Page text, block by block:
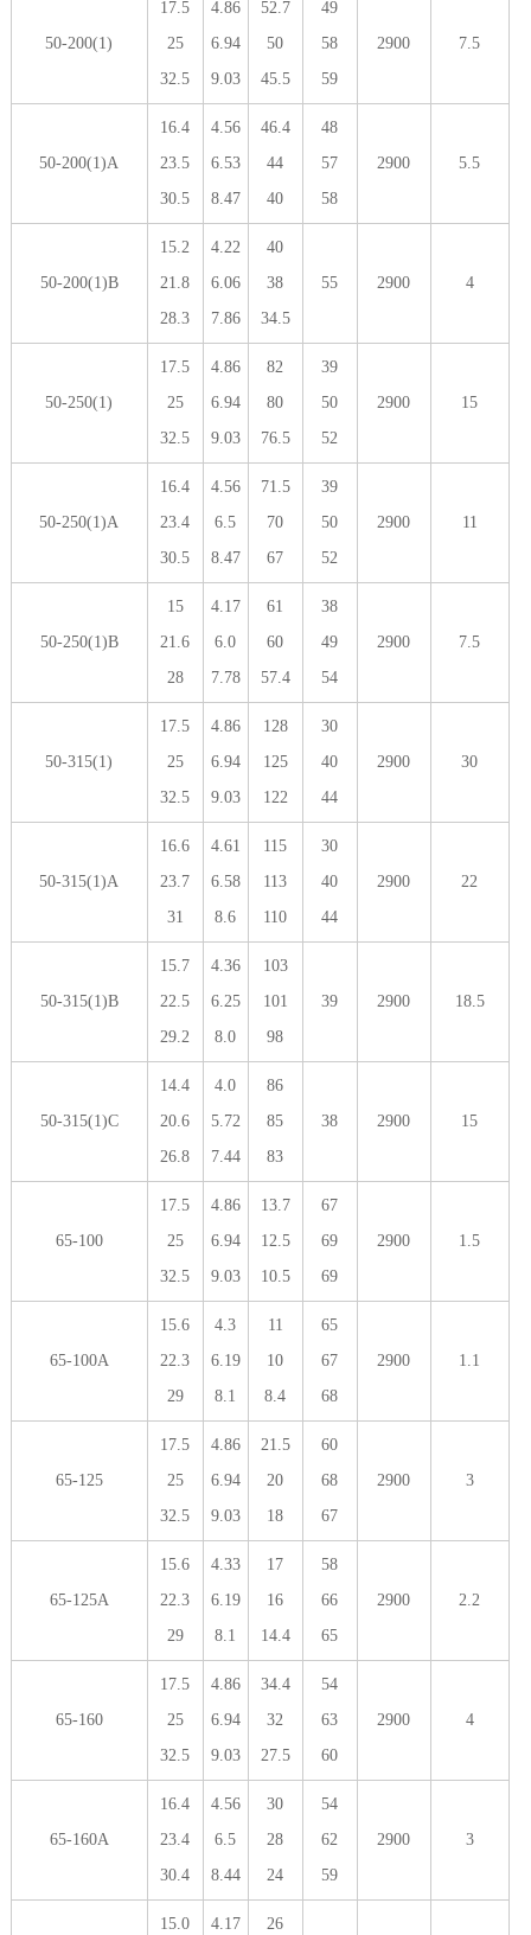
50-200(1)
17.5
25
32.5
4.86
6.94
9.03
52.7
50
45.5
49
58
59
2900 7.5
50-200(1)A
16.4
23.5
30.5
4.56
6.53
8.47
46.4
44
40
48
57
58
2900 5.5
50-200(1)B
15.2
21.8
28.3
4.22
6.06
7.86
40
38
34.5
55 2900 4
50-250(1)
17.5
25
32.5
4.86
6.94
9.03
82
80
76.5
39
50
52
2900 15
50-250(1)A
16.4
23.4
30.5
4.56
6.5
8.47
71.5
70
67
39
50
52
2900 11
50-250(1)B
15
21.6
28
4.17
6.0
7.78
61
60
57.4
38
49
54
2900 7.5
50-315(1)
17.5
25
32.5
4.86
6.94
9.03
128
125
122
30
40
44
2900 30
50-315(1)A
16.6
23.7
31
4.61
6.58
8.6
115
113
110
30
40
44
2900 22
50-315(1)B
15.7
22.5
29.2
4.36
6.25
8.0
103
101
98
39 2900 18.5
50-315(1)C
14.4
20.6
26.8
4.0
5.72
7.44
86
85
83
38 2900 15
65-100
17.5
25
32.5
4.86
6.94
9.03
13.7
12.5
10.5
67
69
69
2900 1.5
65-100A
15.6
22.3
29
4.3
6.19
8.1
11
10
8.4
65
67
68
2900 1.1
65-125
17.5
25
32.5
4.86
6.94
9.03
21.5
20
18
60
68
67
2900 3
65-125A
15.6
22.3
29
4.33
6.19
8.1
17
16
14.4
58
66
65
2900 2.2
65-160
17.5
25
32.5
4.86
6.94
9.03
34.4
32
27.5
54
63
60
2900 4
65-160A
16.4
23.4
30.4
4.56
6.5
8.44
30
28
24
54
62
59
2900 3
15.0 4.17 26